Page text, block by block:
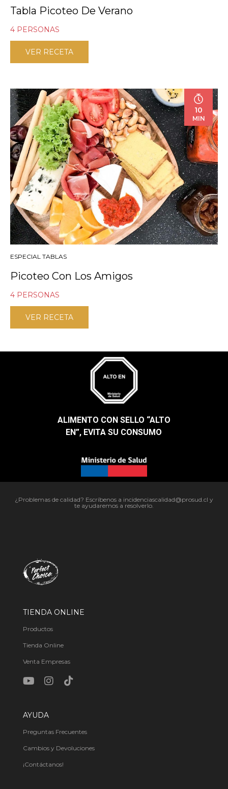
Tabla Picoteo De Verano
4 PERSONAS
VER RECETA
10
MIN
ESPECIAL TABLAS
Picoteo Con Los Amigos
4 PERSONAS
VER RECETA
ALIMENTO CON SELLO “ALTO
EN”, EVITA SU CONSUMO​
¿Problemas de calidad? Escríbenos a incidenciascalidad@prosud.cl y
te ayudaremos a resolverlo.
TIENDA ONLINE
Productos
Tienda Online
Venta Empresas
AYUDA
Preguntas Frecuentes
Cambios y Devoluciones
¡Contáctanos!